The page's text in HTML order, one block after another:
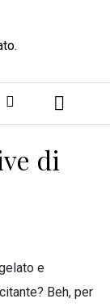
di
e
Beh, per